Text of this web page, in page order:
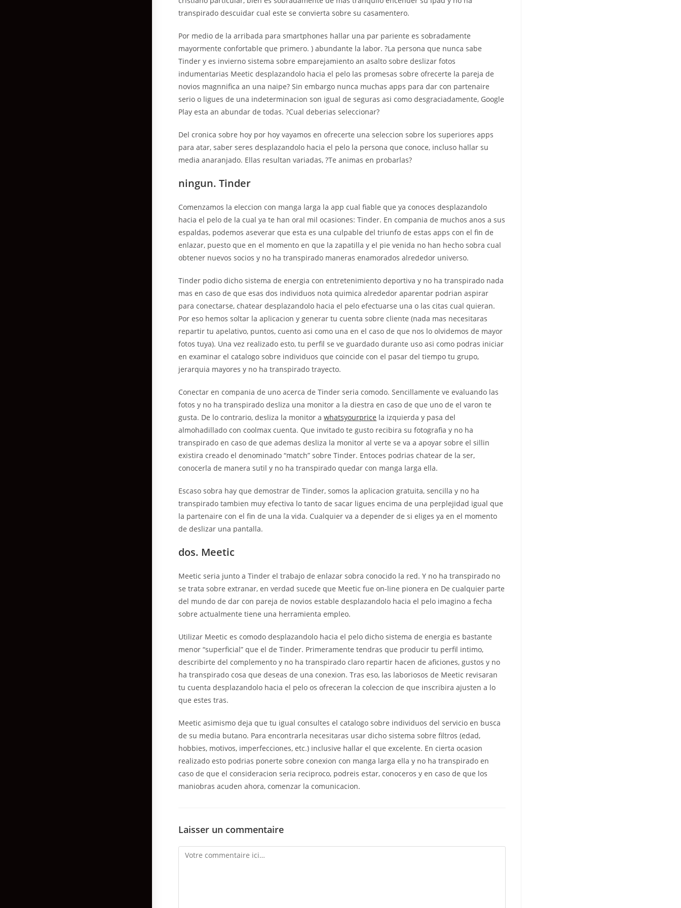
transpirado descuidar cual este se convierta sobre su casamentero.
Por medio de la arribada para smartphones hallar una par pariente es sobradamente
mayormente confortable que primero. ) abundante la labor. ?La persona que nunca sabe
Tinder y es invierno sistema sobre emparejamiento an asalto sobre deslizar fotos
indumentarias Meetic desplazandolo hacia el pelo las promesas sobre ofrecerte la pareja de
novios magnnifica an una naipe? Sin embargo nunca muchas apps para dar con partenaire
serio o ligues de una indeterminacion son igual de seguras asi­ como desgraciadamente, Google
Play esta an abundar de todas. ?Cual deberias seleccionar?
Del cronica sobre hoy por hoy vayamos en ofrecerte una seleccion sobre los superiores apps
para atar, saber seres desplazandolo hacia el pelo la persona que conoce, incluso hallar su
media anaranjado. Ellas resultan variadas, ?Te animas en probarlas?
ningun. Tinder
Comenzamos la eleccion con manga larga la app cual fiable que ya conoces desplazandolo
hacia el pelo de la cual ya te han oral mil ocasiones: Tinder. En compania de muchos anos a sus
espaldas, podemos aseverar que esta es una culpable del triunfo de estas apps con el fin de
enlazar, puesto que en el momento en que la zapatilla y el pie venida no han hecho sobra cual
obtener nuevos socios y no ha transpirado maneras enamorados alrededor universo.
Tinder podio dicho sistema de energia con entretenimiento deportiva y no ha transpirado nada
mas en caso de que esas dos individuos nota quimica alrededor aparentar podrian aspirar
para conectarse, chatear desplazandolo hacia el pelo efectuarse una o las citas cual quieran.
Por eso hemos soltar la aplicacion y generar tu cuenta sobre cliente (nada mas necesitaras
repartir tu apelativo, puntos, cuento asi­ como una en el caso de que nos lo olvidemos de mayor
fotos tuya). Una vez realizado esto, tu perfil se ve guardado durante uso asi­ como podras iniciar
en examinar el catalogo sobre individuos que coincide con el pasar del tiempo tu grupo,
jerarquia mayores y no ha transpirado trayecto.
Conectar en compania de uno acerca de Tinder seri­a comodo. Sencillamente ve evaluando las
fotos y no ha transpirado desliza una monitor a la diestra en caso de que uno de el varon te
gusta. De lo contrario, desliza la monitor awhatsyourprice la izquierda y pasa del
almohadillado con coolmax cuenta. Que invitado te gusto recibira su fotografia y no ha
transpirado en caso de que ademas desliza la monitor al verte se va a apoyar sobre el silli­n
existira creado el denominado “match” sobre Tinder. Entoces podrias chatear de la ser,
conocerla de manera sutil y no ha transpirado quedar con manga larga ella.
Escaso sobra hay que demostrar de Tinder, somos la aplicacion gratuita, sencilla y no ha
transpirado tambien muy efectiva lo tanto de sacar ligues encima de una perplejidad igual que
la partenaire con el fin de una la vida. Cualquier va a depender de si eliges ya en el momento
de deslizar una pantalla.
dos. Meetic
Meetic seri­a junto a Tinder el trabajo de enlazar sobra conocido la red. Y no ha transpirado no
se trata sobre extranar, en verdad sucede que Meetic fue on-line pionera en De cualquier parte
del mundo de dar con pareja de novios estable desplazandolo hacia el pelo imagino a fecha
sobre actualmente tiene una herramienta empleo.
Utilizar Meetic es comodo desplazandolo hacia el pelo dicho sistema de energia es bastante
menor “superficial” que el de Tinder. Primeramente tendras que producir tu perfil intimo,
describirte del complemento y no ha transpirado claro repartir hacen de aficiones, gustos y no
ha transpirado cosa que deseas de una conexion. Tras eso, las laboriosos de Meetic revisaran
tu cuenta desplazandolo hacia el pelo os ofreceran la coleccion de que inscribira ajusten a lo
que estes tras.
Meetic asimismo deja que tu igual consultes el catalogo sobre individuos del servicio en busca
de su media butano. Para encontrarla necesitaras usar dicho sistema sobre filtros (edad,
hobbies, motivos, imperfecciones, etc.) inclusive hallar el que excelente. En cierta ocasion
realizado esto podrias ponerte sobre conexion con manga larga ella y no ha transpirado en
caso de que el consideracion seri­a reciproco, podreis estar, conoceros y en caso de que los
maniobras acuden ahora, comenzar la comunicacion.
Laisser un commentaire
Comment